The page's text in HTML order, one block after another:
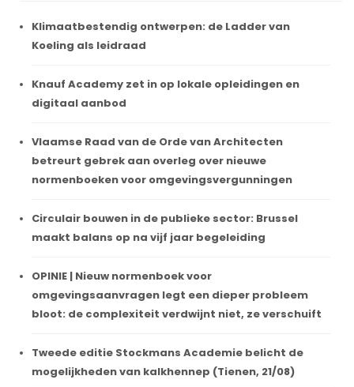
Klimaatbestendig ontwerpen: de Ladder van
Koeling als leidraad
Knauf Academy zet in op lokale opleidingen en
digitaal aanbod
Vlaamse Raad van de Orde van Architecten
betreurt gebrek aan overleg over nieuwe
normenboeken voor omgevingsvergunningen
Circulair bouwen in de publieke sector: Brussel
maakt balans op na vijf jaar begeleiding
OPINIE | Nieuw normenboek voor
omgevingsaanvragen legt een dieper probleem
bloot: de complexiteit verdwijnt niet, ze verschuift
Tweede editie Stockmans Academie belicht de
mogelijkheden van kalkhennep (Tienen, 21/08)